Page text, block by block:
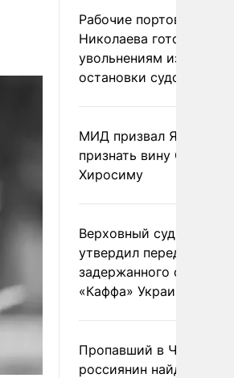
Рабочие портов
Николаева готовятся к
увольнениям из-за
остановки судоходства
МИД призвал Японию
признать вину США за
Хиросиму
Верховный суд Швеции
утвердил передачу
задержанного
«Каффа» Украине
Пропавший в
россиянин найден